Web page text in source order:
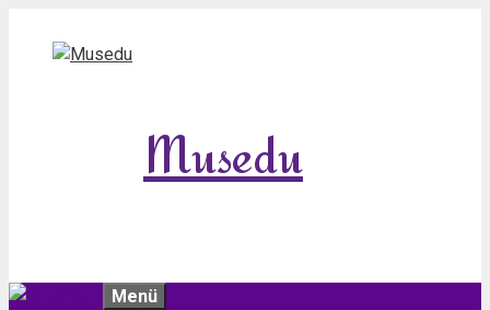
Musedu
Menü